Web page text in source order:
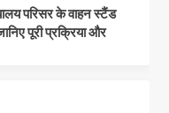
परिसर के वाहन स्टैंड
पूरी प्रक्रिया और